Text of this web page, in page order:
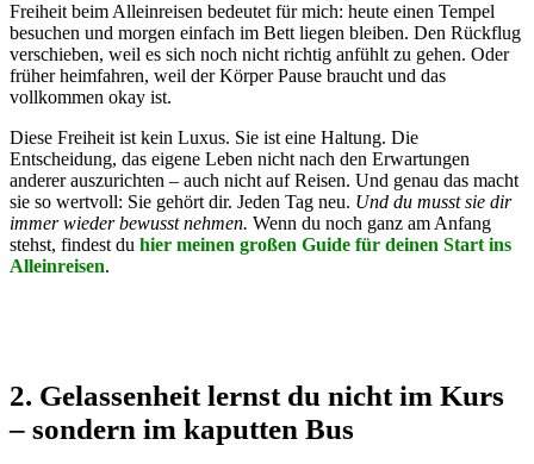
Freiheit beim Alleinreisen bedeutet für mich: heute einen Tempel
besuchen und morgen einfach im Bett liegen bleiben. Den Rückflug
verschieben, weil es sich noch nicht richtig anfühlt zu gehen. Oder
früher heimfahren, weil der Körper Pause braucht und das
vollkommen okay ist.
Diese Freiheit ist kein Luxus. Sie ist eine Haltung. Die
Entscheidung, das eigene Leben nicht nach den Erwartungen
anderer auszurichten – auch nicht auf Reisen. Und genau das macht
sie so wertvoll: Sie gehört dir. Jeden Tag neu. Und du musst sie dir
immer wieder bewusst nehmen. Wenn du noch ganz am Anfang
stehst, findest du hier meinen großen Guide für deinen Start ins
Alleinreisen.
2. Gelassenheit lernst du nicht im Kurs
– sondern im kaputten Bus